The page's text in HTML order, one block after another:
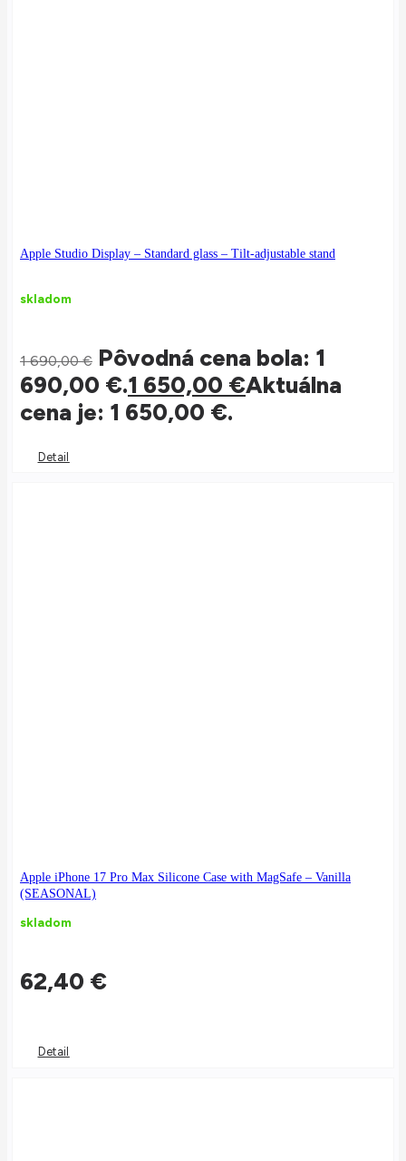
Apple Studio Display – Standard glass – Tilt-adjustable stand
skladom
1 690,00€ Pôvodná cena bola: 1
690,00 €.1 650,00 €Aktuálna
cena je: 1 650,00 €.
Detail
Apple iPhone 17 Pro Max Silicone Case with MagSafe – Vanilla
(SEASONAL)
skladom
62,40 €
Detail